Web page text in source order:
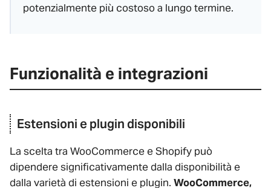
potenzialmente più costoso a lungo termine.
Funzionalità e integrazioni
Estensioni e plugin disponibili
La scelta tra WooCommerce e Shopify può
dipendere significativamente dalla disponibilità e
dalla varietà di estensioni e plugin. WooCommerce,